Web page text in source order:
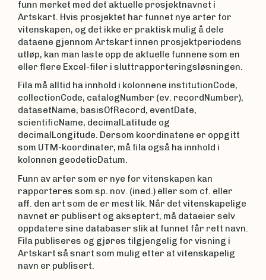
funn merket med det aktuelle prosjektnavnet i
Artskart. Hvis prosjektet har funnet nye arter for
vitenskapen, og det ikke er praktisk mulig å dele
dataene gjennom Artskart innen prosjektperiodens
utløp, kan man laste opp de aktuelle funnene som en
eller flere Excel-filer i sluttrapporteringsløsningen.
Fila må alltid ha innhold i kolonnene institutionCode,
collectionCode, catalogNumber (ev. recordNumber),
datasetName, basisOfRecord, eventDate,
scientificName, decimalLatitude og
decimalLongitude. Dersom koordinatene er oppgitt
som UTM-koordinater, må fila også ha innhold i
kolonnen geodeticDatum.
Funn av arter som er nye for vitenskapen kan
rapporteres som sp. nov. (ined.) eller som cf. eller
aff. den art som de er mest lik. Når det vitenskapelige
navnet er publisert og akseptert, må dataeier selv
oppdatere sine databaser slik at funnet får rett navn.
Fila publiseres og gjøres tilgjengelig for visning i
Artskart så snart som mulig etter at vitenskapelig
navn er publisert.